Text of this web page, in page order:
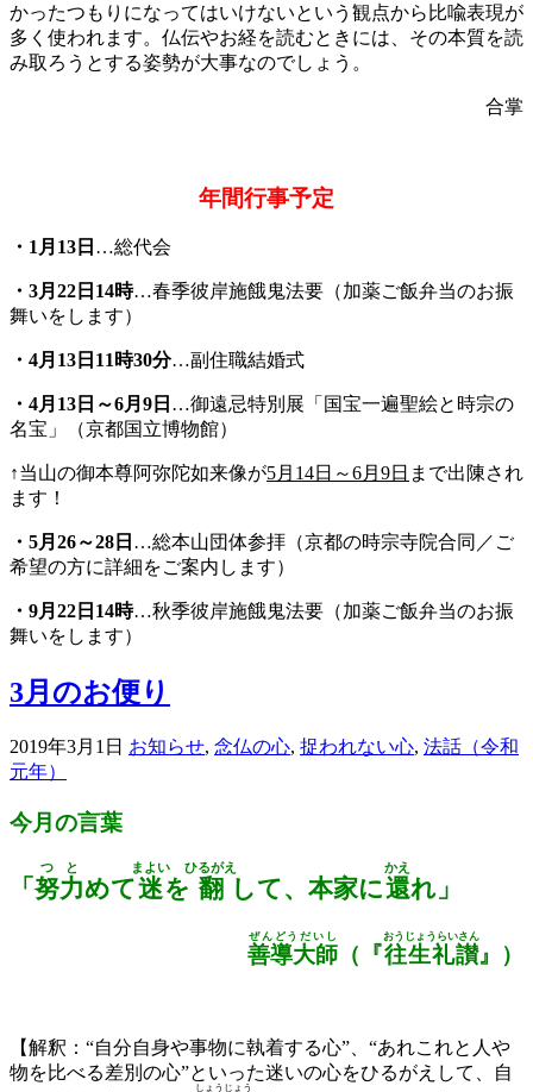
かったつもりになってはいけないという観点から比喩表現が
多く使われます。仏伝やお経を読むときには、その本質を読
み取ろうとする姿勢が大事なのでしょう。
合掌
年間行事予定
・1月13日 …総代会
・3月22日14時…春季彼岸施餓鬼法要（加薬ご飯弁当のお振
舞いをします）
・ 4月13日11時30分…副住職結婚式
・ 4月13日～6月9日 …御遠忌特別展「国宝一遍聖絵と時宗の
名宝」（京都国立博物館）
↑当山の御本尊阿弥陀如来像が5月14日～6月9日 まで出陳され
ます！
・ 5月26～28日 …総本山団体参拝（京都の時宗寺院合同／ご
希望の方に詳細をご案内します）
・ 9月22日14時…秋季彼岸施餓鬼法要（加薬ご飯弁当のお振
舞いをします）
3月のお便り
2019年3月1日 お知らせ, 念仏の心, 捉われない心, 法話（令和
元年）
今月の言葉
「努力
つと
めて迷
まよい
を 翻
ひるがえ
して、本家に還
かえ
れ 」
善導大師
ぜんどうだいし
（『往生礼讃
おうじょうらいさん
』）
【解釈：“自分自身や事物に執着する心”、“あれこれと人や
物を比べる差別の心”といった迷いの心をひるがえして、自
しょうじょう